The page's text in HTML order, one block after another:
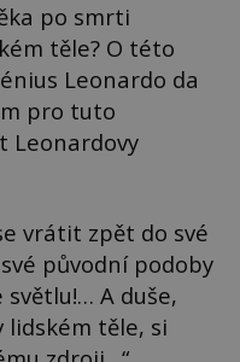
po smrti
těle? O této
Leonardo da
pro tuto
Leonardovy
vrátit zpět do své
původní podoby
A duše,
lidském těle, si